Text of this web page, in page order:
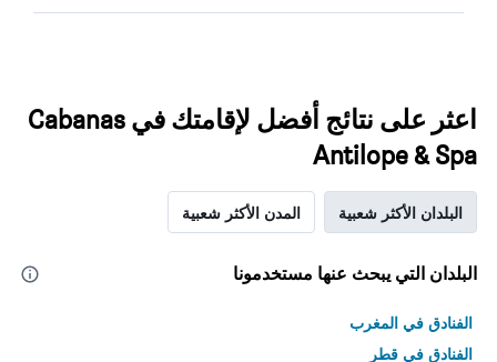
اعثر على نتائج أفضل لإقامتك في Cabanas
Antilope & Spa
البلدان الأكثر شعبية المدن الأكثر شعبية
البلدان التي يبحث عنها مستخدمونا
الفنادق في المغرب
الفنادق في قطر